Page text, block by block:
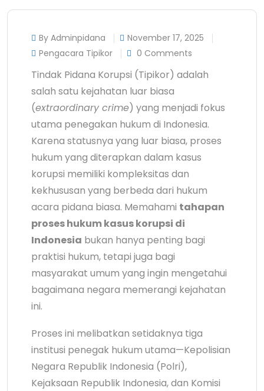
By Adminpidana
November 17, 2025
Pengacara Tipikor
0 Comments
Tindak Pidana Korupsi (Tipikor) adalah
salah satu kejahatan luar biasa
(extraordinary crime) yang menjadi fokus
utama penegakan hukum di Indonesia.
Karena statusnya yang luar biasa, proses
hukum yang diterapkan dalam kasus
korupsi memiliki kompleksitas dan
kekhususan yang berbeda dari hukum
acara pidana biasa. Memahami tahapan
proses hukum kasus korupsi di
Indonesia bukan hanya penting bagi
praktisi hukum, tetapi juga bagi
masyarakat umum yang ingin mengetahui
bagaimana negara memerangi kejahatan
ini.
Proses ini melibatkan setidaknya tiga
institusi penegak hukum utama—Kepolisian
Negara Republik Indonesia (Polri),
Kejaksaan Republik Indonesia, dan Komisi